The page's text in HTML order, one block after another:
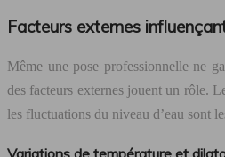
Facteurs externes
Même une pose professionnelle ne
des facteurs externes jouent un rôle.
les fluctuations du niveau d’eau sont
Variations de température et